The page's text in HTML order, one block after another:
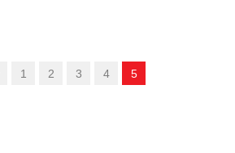
1 2 3 4 5